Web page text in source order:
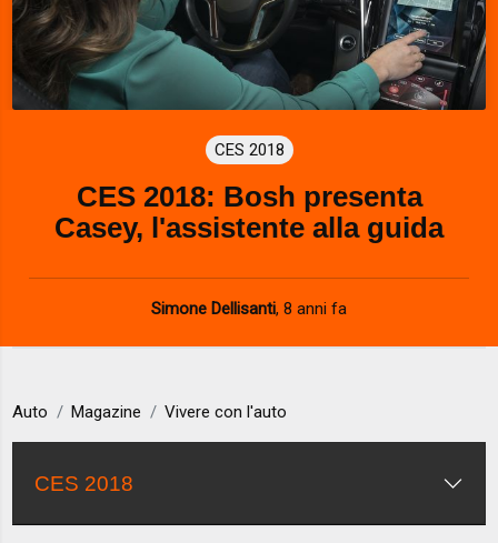
CES 2018
CES 2018: Bosh presenta
Casey, l'assistente alla guida
Simone Dellisanti, 8 anni fa
Auto Magazine Vivere con l'auto
CES 2018